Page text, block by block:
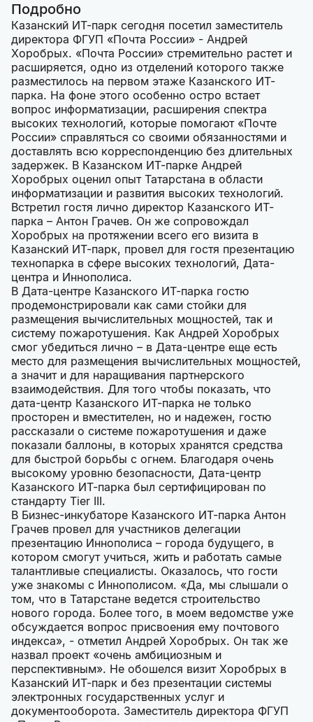
Подробно
Казанский ИТ-парк сегодня посетил заместитель
директора ФГУП «Почта России» - Андрей
Хоробрых. «Почта России» стремительно растет и
расширяется, одно из отделений которого также
разместилось на первом этаже Казанского ИТ-
парка. На фоне этого особенно остро встает
вопрос информатизации, расширения спектра
высоких технологий, которые помогают «Почте
России» справляться со своими обязанностями и
доставлять всю корреспонденцию без длительных
задержек. В Казанском ИТ-парке Андрей
Хоробрых оценил опыт Татарстана в области
информатизации и развития высоких технологий.
Встретил гостя лично директор Казанского ИТ-
парка – Антон Грачев. Он же сопровождал
Хоробрых на протяжении всего его визита в
Казанский ИТ-парк, провел для гостя презентацию
технопарка в сфере высоких технологий, Дата-
центра и Иннополиса.
В Дата-центре Казанского ИТ-парка гостю
продемонстрировали как сами стойки для
размещения вычислительных мощностей, так и
систему пожаротушения. Как Андрей Хоробрых
смог убедиться лично – в Дата-центре еще есть
место для размещения вычислительных мощностей,
а значит и для наращивания партнерского
взаимодействия. Для того чтобы показать, что
дата-центр Казанского ИТ-парка не только
просторен и вместителен, но и надежен, гостю
рассказали о системе пожаротушения и даже
показали баллоны, в которых хранятся средства
для быстрой борьбы с огнем. Благодаря очень
высокому уровню безопасности, Дата-центр
Казанского ИТ-парка был сертифицирован по
стандарту Tier III.
В Бизнес-инкубаторе Казанского ИТ-парка Антон
Грачев провел для участников делегации
презентацию Иннополиса – города будущего, в
котором смогут учиться, жить и работать самые
талантливые специалисты. Оказалось, что гости
уже знакомы с Иннополисом. «Да, мы слышали о
том, что в Татарстане ведется строительство
нового города. Более того, в моем ведомстве уже
обсуждается вопрос присвоения ему почтового
индекса», - отметил Андрей Хоробрых. Он так же
назвал проект «очень амбициозным и
перспективным». Не обошелся визит Хоробрых в
Казанский ИТ-парк и без презентации системы
электронных государственных услуг и
документооборота. Заместитель директора ФГУП